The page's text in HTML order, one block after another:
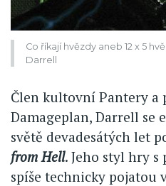
Co říkají hvězdy aneb 12 x 5
Darrell
Člen kultovní Pantery a
Damageplan, Darrell se
světě devadesátých let
from Hell. Jeho styl hry s
spíše technicky pojatou